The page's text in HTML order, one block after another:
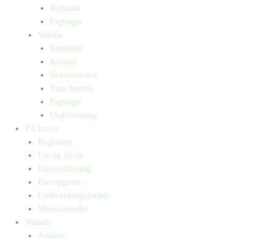
Romaner
Fagbøger
Voksne
Romance
Krimier
Skønlitteratur
True Stories
Fagbøger
Undervisning
Til lærere
Bogkasser
Lix og let-tal
Universlæsning
Elevopgaver
Undervisningsforløb
Messekalender
Aktuelt
Artikler